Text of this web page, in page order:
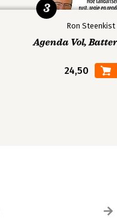
Ron Steenkist
Agenda Vol,
24,50
3